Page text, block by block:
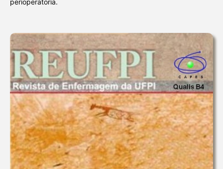
perioperatoria.